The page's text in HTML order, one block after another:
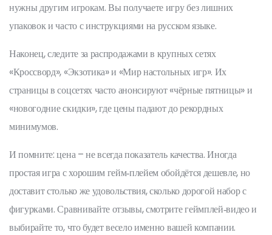
нужны другим игрокам. Вы получаете игру без лишних
упаковок и часто с инструкциями на русском языке.
Наконец, следите за распродажами в крупных сетях
«Кроссворд», «Экзотика» и «Мир настольных игр». Их
страницы в соцсетях часто анонсируют «чёрные пятницы» и
«новогодние скидки», где цены падают до рекордных
минимумов.
И помните: цена – не всегда показатель качества. Иногда
простая игра с хорошим гейм‑плейем обойдётся дешевле, но
доставит столько же удовольствия, сколько дорогой набор с
фигурками. Сравнивайте отзывы, смотрите геймплей‑видео и
выбирайте то, что будет весело именно вашей компании.